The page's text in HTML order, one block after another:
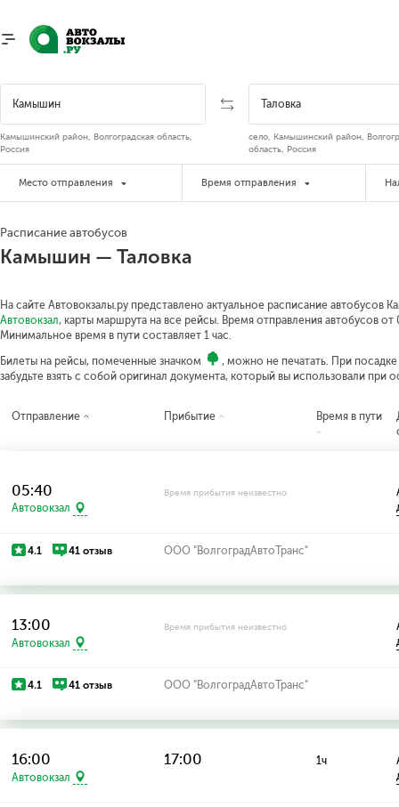
Камышинский район, Волгоградская область,
Россия
село, Камышинский район,
область, Россия
Место отправления Время отправления
Расписание автобусов
Камышин — Таловка
На сайте Автовокзалы.ру представлено актуальное расписание автобусов
Автовокзал, карты маршрута на все рейсы. Время отправления автобусов от
Минимальное время в пути составляет 1 час.
Билеты на рейсы, помеченные значком
, можно не печатать. При
забудьте взять с собой оригинал документа, который вы использовали при
Отправление Прибытие Время в пути
05:40
Автовокзал
Время прибытия неизвестно
4.1 41 отзыв ООО "ВолгоградАвтоТранс"
13:00
Автовокзал
Время прибытия неизвестно
4.1 41 отзыв ООО "ВолгоградАвтоТранс"
16:00
Автовокзал
17:00 1ч